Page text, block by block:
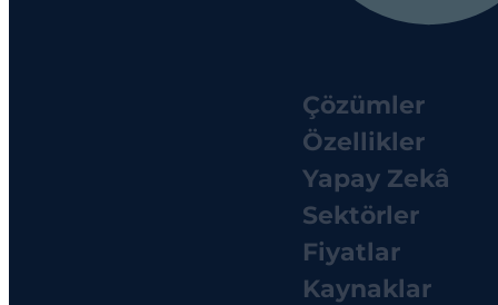
Çözümler
Özellikler
Yapay Zekâ
Sektörler
Fiyatlar
Kaynaklar